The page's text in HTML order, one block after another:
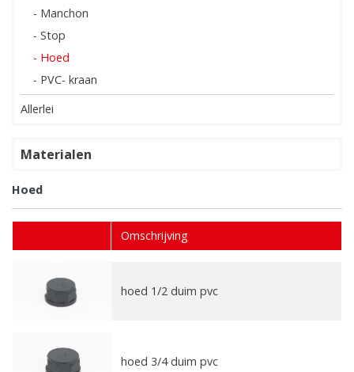
- Manchon
- Stop
- Hoed
- PVC- kraan
Allerlei
Materialen
Hoed
Omschrijving
hoed 1/2 duim pvc
hoed 3/4 duim pvc